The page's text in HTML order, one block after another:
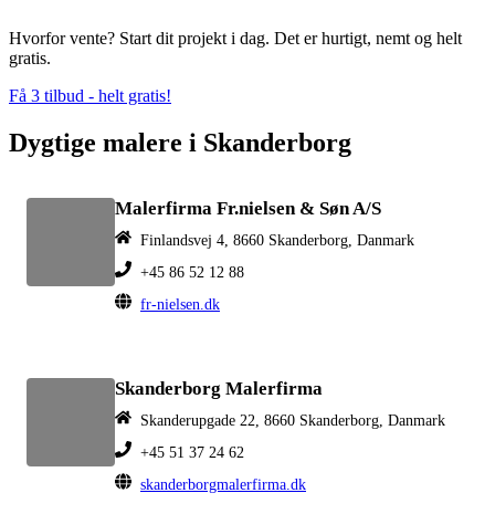
Hvorfor vente? Start dit projekt i dag. Det er hurtigt, nemt og helt
gratis.
Få 3 tilbud - helt gratis!
Dygtige malere i Skanderborg
Malerfirma Fr.nielsen & Søn A/S
Finlandsvej 4, 8660 Skanderborg, Danmark
+45 86 52 12 88
fr-nielsen.dk
Skanderborg Malerfirma
Skanderupgade 22, 8660 Skanderborg, Danmark
+45 51 37 24 62
skanderborgmalerfirma.dk